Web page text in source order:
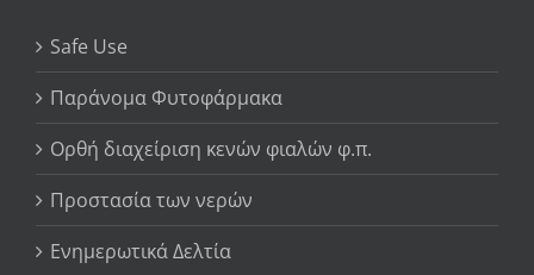
Safe Use
Παράνομα Φυτοφάρμακα
Ορθή διαχείριση κενών φιαλών φ.π.
Προστασία των νερών
Ενημερωτικά Δελτία